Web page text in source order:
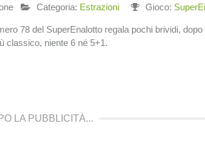
Categoria: Estrazioni Gioco:
78 del SuperEnalotto regala pochi brividi,
classico, niente 6 né 5+1.
LA PUBBLICITÀ...